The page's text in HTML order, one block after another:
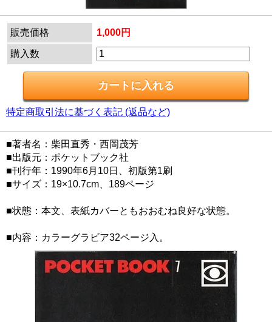
販売価格 1,000円
購入数
特定商取引法に基づく表記 (返品など)
■著者名：柴田直秀・西岡茂芳
■出版元：ポケットブック社
■刊行年：1990年6月10日、初版第1刷
■サイズ：19×10.7cm、189ページ
■状態：本文、表紙カバーともおおむね良好な状態。
■内容：カラーグラビア32ページ入。